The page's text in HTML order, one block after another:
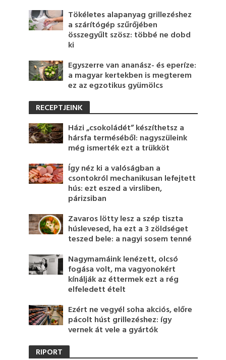
Tökéletes alapanyag grillezéshez
a szárítógép szűrőjében
összegyűlt szösz: többé ne dobd
ki
Egyszerre van ananász- és eperíze:
a magyar kertekben is megterem
ez az egzotikus gyümölcs
RECEPTJEINK
Házi „csokoládét” készíthetsz a
hársfa terméséből: nagyszüleink
még ismerték ezt a trükköt
Így néz ki a valóságban a
csontokról mechanikusan lefejtett
hús: ezt eszed a virsliben,
párizsiban
Zavaros lötty lesz a szép tiszta
húslevesed, ha ezt a 3 zöldséget
teszed bele: a nagyi sosem tenné
Nagymamáink lenézett, olcsó
fogása volt, ma vagyonokért
kínálják az éttermek ezt a rég
elfeledett ételt
Ezért ne vegyél soha akciós, előre
pácolt húst grillezéshez: így
vernek át vele a gyártók
RIPORT